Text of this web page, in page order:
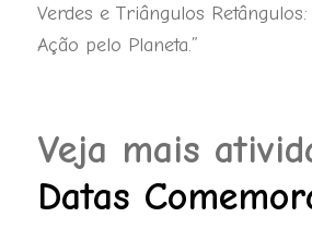
Verdes e Triângulos
Ação pelo Planeta.”
Veja mais
Datas